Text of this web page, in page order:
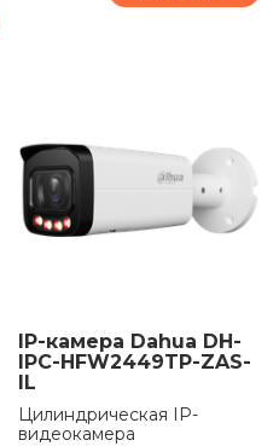
IP-камера Dahua DH-
IPC-HFW2449TP-ZAS-
IL
Цилиндрическая IP-
видеокамера